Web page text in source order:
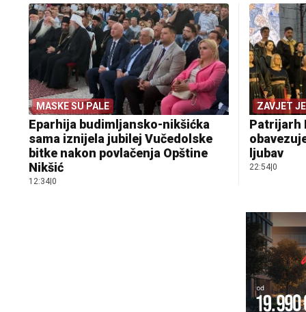
MASKE SU PALE
Eparhija budimljansko-nikšićka
sama iznijela jubilej Vučedolske
bitke nakon povlačenja Opštine
Nikšić
12:34 0
ZAVJET
Patrijarh
ljubav
22:54| 0